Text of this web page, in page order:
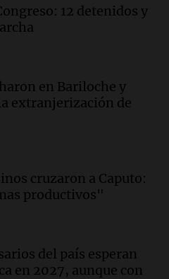
12 detenidos y
en Bariloche y
extranjerización de
cruzaron a Caputo:
productivos"
del país esperan
en 2027, aunque con